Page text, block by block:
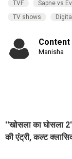
TVF Sapne vs
TV shows
Content
Manisha
''खोसला का घोसला
की एंट्री, कल्ट